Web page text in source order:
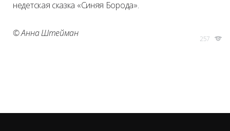
недетская сказка «Синяя Борода».
© Анна Штейман
257